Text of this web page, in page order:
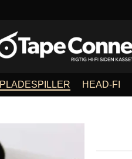
PLADESPILLER HEAD-FI